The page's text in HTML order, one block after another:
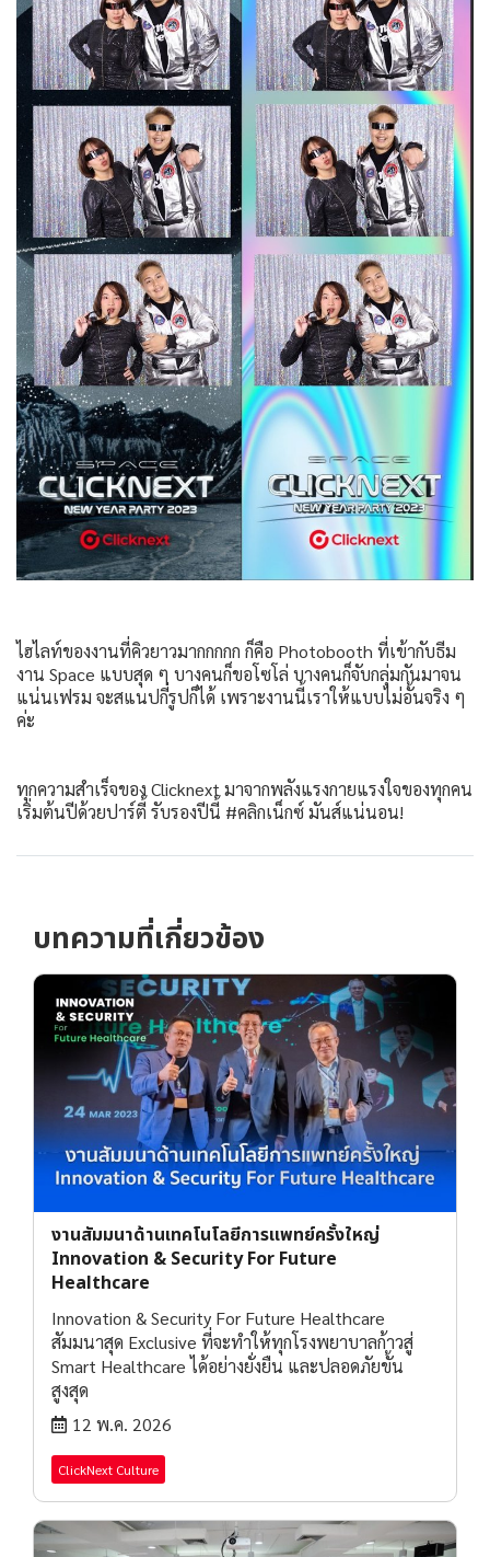
ไฮไลท์ของงานที่คิวยาวมากกกกก ก็คือ Photobooth ที่เข้ากับธีม
งาน Space แบบสุด ๆ บางคนก็ขอโซโล่ บางคนก็จับกลุ่มกันมาจน
แน่นเฟรม จะสแนปกี่รูปก็ได้ เพราะงานนี้เราให้แบบไม่อั้นจริง ๆ
ค่ะ
ทุกความสำเร็จของ Clicknext มาจากพลังแรงกายแรงใจของทุกคน
เริ่มต้นปีด้วยปาร์ตี้ รับรองปีนี้ #คลิกเน็กซ์ มันส์แน่นอน!
บทความที่เกี่ยวข้อง
งานสัมมนาด้านเทคโนโลยีการแพทย์ครั้งใหญ่
Innovation & Security For Future
Healthcare
Innovation & Security For Future Healthcare
สัมมนาสุด Exclusive ที่จะทำให้ทุกโรงพยาบาลก้าวสู่
Smart Healthcare ได้อย่างยั่งยืน และปลอดภัยขั้น
สูงสุด
12 พ.ค. 2026
ClickNext Culture